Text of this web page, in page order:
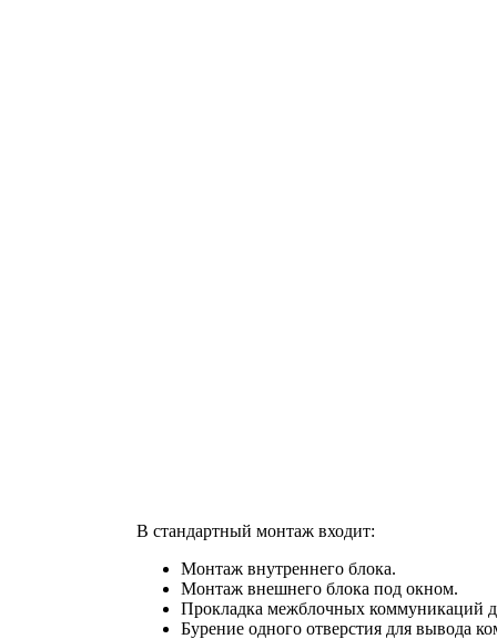
В стандартный монтаж входит:
Монтаж внутреннего блока.
Монтаж внешнего блока под окном.
Прокладка межблочных коммуникаций
Бурение одного отверстия для вывода